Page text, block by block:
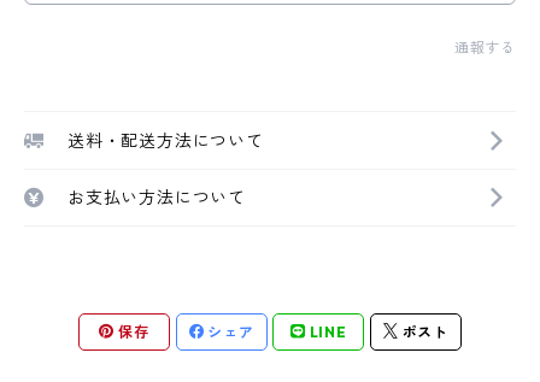
通報する
送料・配送方法について
お支払い方法について
保存 シェア LINE ポスト